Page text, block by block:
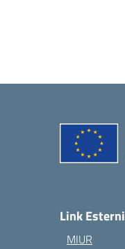
Link Esterni
MIUR